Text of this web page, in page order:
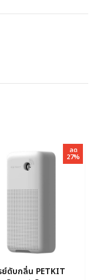
ลด
27%
ย์ดับกลิ่น PETKIT